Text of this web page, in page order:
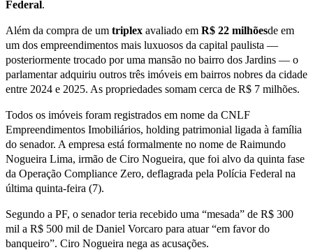
Federal.
Além da compra de um triplex avaliado em R$ 22 milhõesde em
um dos empreendimentos mais luxuosos da capital paulista —
posteriormente trocado por uma mansão no bairro dos Jardins — o
parlamentar adquiriu outros três imóveis em bairros nobres da cidade
entre 2024 e 2025. As propriedades somam cerca de R$ 7 milhões.
Todos os imóveis foram registrados em nome da CNLF
Empreendimentos Imobiliários, holding patrimonial ligada à família
do senador. A empresa está formalmente no nome de Raimundo
Nogueira Lima, irmão de Ciro Nogueira, que foi alvo da quinta fase
da Operação Compliance Zero, deflagrada pela Polícia Federal na
última quinta-feira (7).
Segundo a PF, o senador teria recebido uma “mesada” de R$ 300
mil a R$ 500 mil de Daniel Vorcaro para atuar “em favor do
banqueiro”. Ciro Nogueira nega as acusações.